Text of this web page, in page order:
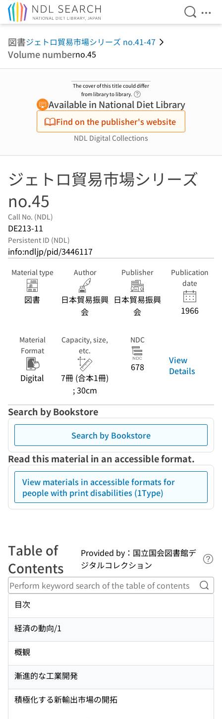
Open
図書ジェトロ貿易市場シリーズ no.41-47
Volume numberno.45
The cover of this title could differ
from library to library.
Available in National Diet Library
Find on the publisher's website
NDL Digital Collections
ジェトロ貿易市場シリーズ
no.45
Call No. (NDL)
DE213-11
Persistent ID (NDL)
info:ndljp/pid/3446117
Material type
図書
Author
日本貿易振興
会
Publisher
日本貿易振興
会
Publication
date
1966
Material
Format
Digital
Capacity, size,
etc.
7冊 (合本1冊)
; 30cm
NDC
678
View
Details
Search by Bookstore
Search by Bookstore
Read this material in an accessible format.
View materials in accessible formats for
people with print disabilities (1Type)
Table of
Contents
Provided by：国立国会図書館デ
ジタルコレクション
目次
経済の動向/1
概観
漸進的な工業開発
積極化する新輸出市場の開拓